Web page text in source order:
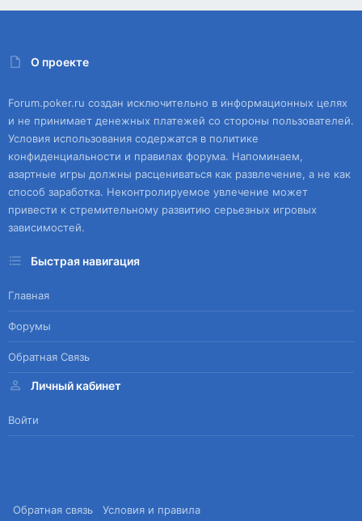
О проекте
Forum.poker.ru создан исключительно в информационных целях
и не принимает денежных платежей со стороны пользователей.
Условия использования содержатся в политике
конфиденциальности и правилах форума. Напоминаем,
азартные игры должны расцениваться как развлечение, а не как
способ заработка. Неконтролируемое увлечение может
привести к стремительному развитию серьезных игровых
зависимостей.
Быстрая навигация
Главная
Форумы
Обратная Связь
Личный кабинет
Войти
Обратная связь Условия и правила